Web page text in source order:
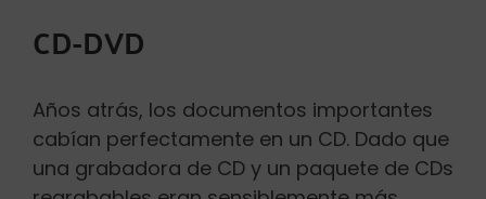
CD-DVD
Años atrás, los documentos importantes
cabían perfectamente en un CD. Dado que
una grabadora de CD y un paquete de CDs